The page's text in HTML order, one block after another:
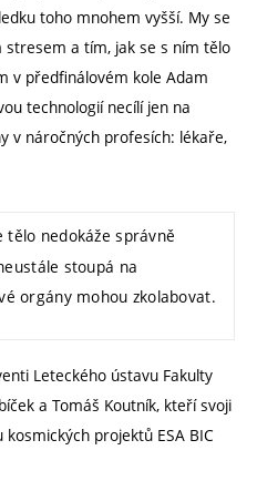
toho mnohem vyšší. My se
a tím, jak se s ním tělo
v předfinálovém kole Adam
technologií necílí jen na
v náročných profesích: lékaře,
tělo nedokáže správně
stoupá na
orgány mohou zkolabovat.
Leteckého ústavu Fakulty
a Tomáš Koutník, kteří svoji
projektů ESA BIC